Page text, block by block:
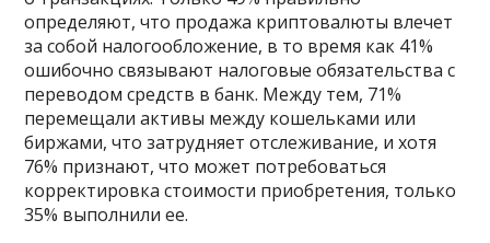
определяют, что продажа криптовалюты влечет
за собой налогообложение, в то время как 41%
ошибочно связывают налоговые обязательства с
переводом средств в банк. Между тем, 71%
перемещали активы между кошельками или
биржами, что затрудняет отслеживание, и хотя
76% признают, что может потребоваться
корректировка стоимости приобретения, только
35% выполнили ее.